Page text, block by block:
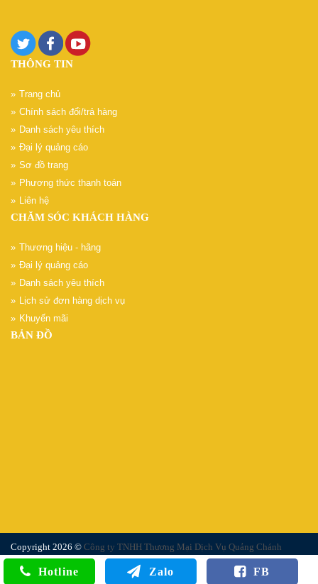
Hotline Zalo FB
THÔNG TIN
Trang chủ
Chính sách đổi/trả hàng
Danh sách yêu thích
Đại lý quảng cáo
Sơ đồ trang
Phương thức thanh toán
Liên hệ
CHĂM SÓC KHÁCH HÀNG
Thương hiệu - hãng
Đại lý quảng cáo
Danh sách yêu thích
Lịch sử đơn hàng dịch vụ
Khuyến mãi
BẢN ĐỒ
Copyright 2026 © Công ty TNHH Thương Mại Dịch Vụ Quảng Chánh
Designed By: Quảng Chánh